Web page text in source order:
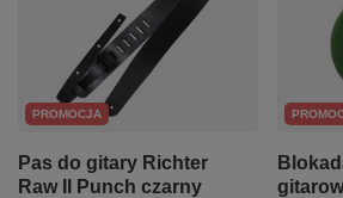
PROMOCJA
Pas do gitary Richter
Raw II Punch czarny